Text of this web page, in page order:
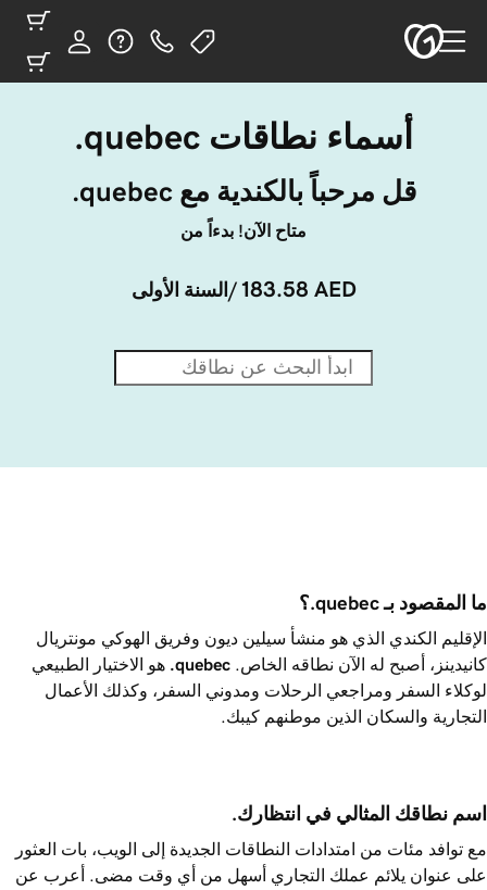
أسماء نطاقات ‎.quebec
قل مرحباً بالكندية مع ‎.quebec
متاح الآن! بدءاً من
183.58 AED /السنة الأولى
ما المقصود بـ ‎.quebec؟
الإقليم الكندي الذي هو منشأ سيلين ديون وفريق الهوكي مونتريال
كانيدينز، أصبح له الآن نطاقه الخاص. ‎.quebec هو الاختيار الطبيعي
لوكلاء السفر ومراجعي الرحلات ومدوني السفر، وكذلك الأعمال
التجارية والسكان الذين موطنهم كيبك.
اسم نطاقك المثالي في انتظارك.
مع توافد مئات من امتدادات النطاقات الجديدة إلى الويب، بات العثور
على عنوان يلائم عملك التجاري أسهل من أي وقت مضى. أعرب عن